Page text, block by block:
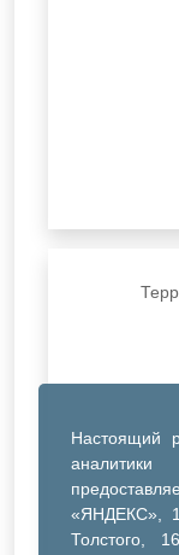
Настоящий
«ЯНДЕКС»,
Толстого,